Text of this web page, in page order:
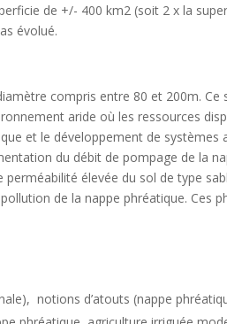
de +/- 400 km2 (soit 2 x la
évolué.
compris entre 80 et 200m. Ce
aride où les ressources
et le développement de systèmes
du débit de pompage de la
élevée du sol de type
de la nappe phréatique. Ces
notions d’atouts (nappe